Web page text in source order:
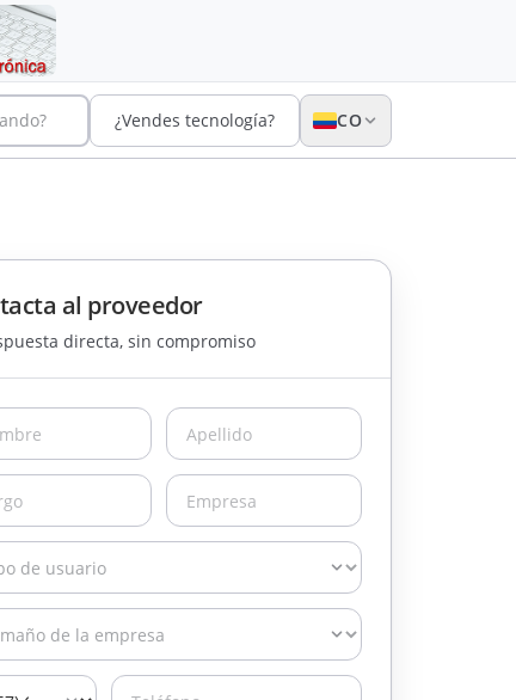
¿Vendes tecnología? CO
al proveedor
directa, sin compromiso